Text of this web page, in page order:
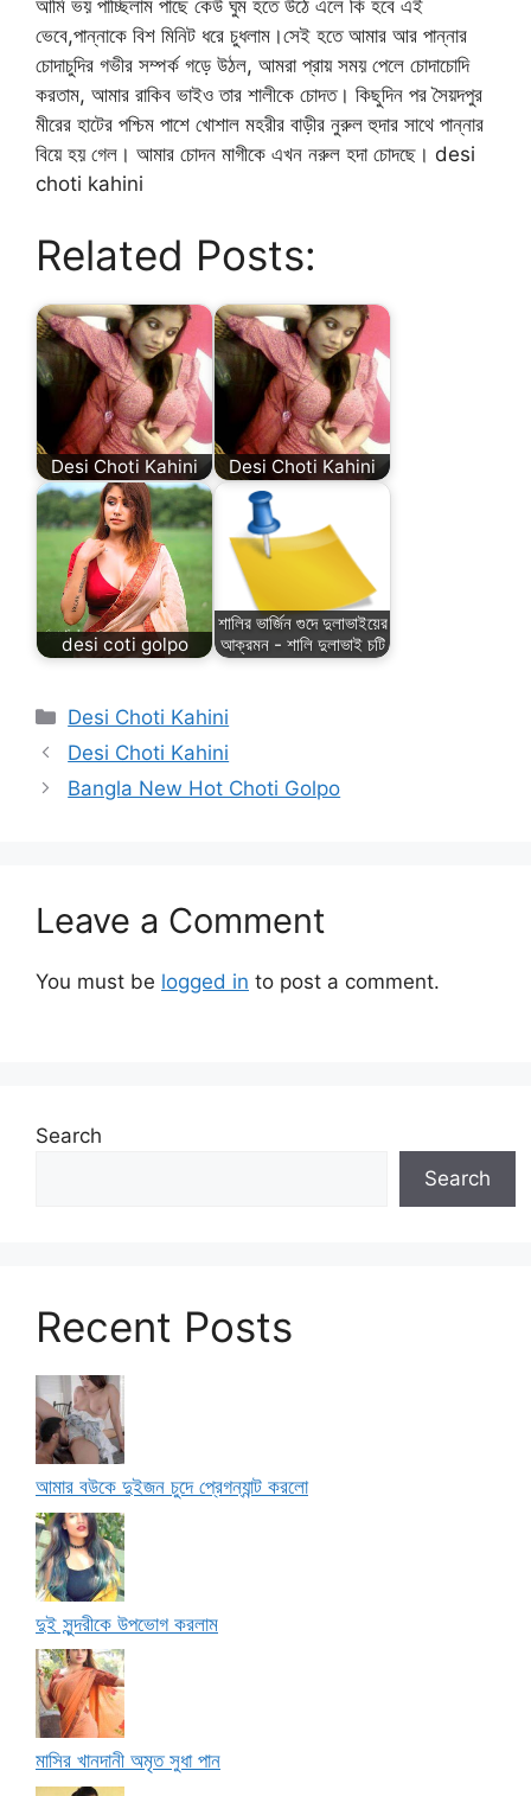
আমি ভয় পাচ্ছিলাম পাছে কেউ ঘুম হতে উঠে এলে কি হবে এই
ভেবে,পান্নাকে বিশ মিনিট ধরে চুধলাম।সেই হতে আমার আর পান্নার
চোদাচুদির গভীর সম্পর্ক গড়ে উঠল, আমরা প্রায় সময় পেলে চোদাচোদি
করতাম, আমার রাকিব ভাইও তার শালীকে চোদত। কিছুদিন পর সৈয়দপুর
মীরের হাটের পশ্চিম পাশে খোশাল মহরীর বাড়ীর নুরুল হুদার সাথে পান্নার
বিয়ে হয় গেল। আমার চোদন মাগীকে এখন নরুল হদা চোদছে। desi
choti kahini
Related Posts:
Desi Choti Kahini Desi Choti Kahini
desi coti golpo
শালির ভার্জিন গুদে দুলাভাইয়ের
আক্রমন - শালি দুলাভাই চটি
Categories
Desi Choti Kahini
Desi Choti Kahini
Bangla New Hot Choti Golpo
Leave a Comment
You must be logged in to post a comment.
Search
Search
Recent Posts
আমার বউকে দুইজন চুদে প্রেগন্যান্ট করলো
দুই সুন্দরীকে উপভোগ করলাম
মাসির খানদানী অমৃত সুধা পান